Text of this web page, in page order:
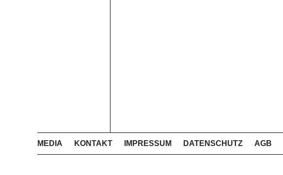
MEDIA KONTAKT IMPRESSUM DATENSCHUTZ AGB